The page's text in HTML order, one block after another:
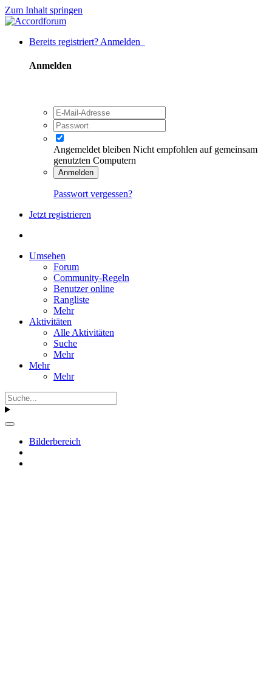
Zum Inhalt springen
Bereits registriert? Anmelden
Anmelden
Angemeldet bleiben Nicht empfohlen auf gemeinsam
genutzten Computern
Anmelden
Passwort vergessen?
Jetzt registrieren
Umsehen
Forum
Community-Regeln
Benutzer online
Rangliste
Mehr
Aktivitäten
Alle Aktivitäten
Suche
Mehr
Mehr
Mehr
Bilderbereich